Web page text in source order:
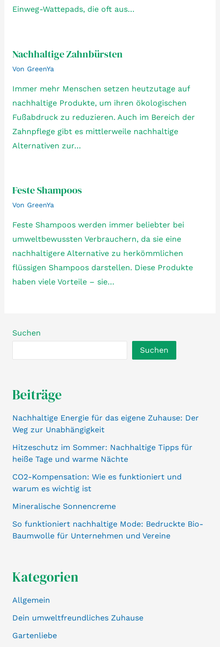
Einweg-Wattepads, die oft aus…
Nachhaltige Zahnbürsten
Von GreenYa
Immer mehr Menschen setzen heutzutage auf
nachhaltige Produkte, um ihren ökologischen
Fußabdruck zu reduzieren. Auch im Bereich der
Zahnpflege gibt es mittlerweile nachhaltige
Alternativen zur…
Feste Shampoos
Von GreenYa
Feste Shampoos werden immer beliebter bei
umweltbewussten Verbrauchern, da sie eine
nachhaltigere Alternative zu herkömmlichen
flüssigen Shampoos darstellen. Diese Produkte
haben viele Vorteile – sie…
Suchen
Suchen
Beiträge
Nachhaltige Energie für das eigene Zuhause: Der
Weg zur Unabhängigkeit
Hitzeschutz im Sommer: Nachhaltige Tipps für
heiße Tage und warme Nächte
CO2-Kompensation: Wie es funktioniert und
warum es wichtig ist
Mineralische Sonnencreme
So funktioniert nachhaltige Mode: Bedruckte Bio-
Baumwolle für Unternehmen und Vereine
Kategorien
Allgemein
Dein umweltfreundliches Zuhause
Gartenliebe